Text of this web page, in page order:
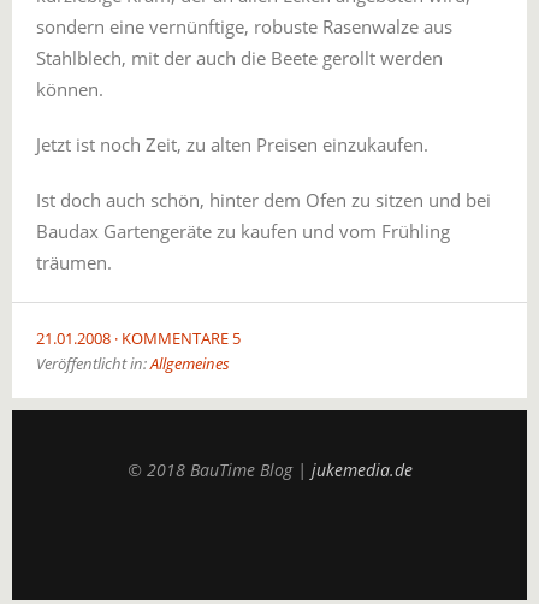
sondern eine vernünftige, robuste Rasenwalze aus
Stahlblech, mit der auch die Beete gerollt werden
können.
Jetzt ist noch Zeit, zu alten Preisen einzukaufen.
Ist doch auch schön, hinter dem Ofen zu sitzen und bei
Baudax Gartengeräte zu kaufen und vom Frühling
träumen.
21.01.2008 KOMMENTARE 5
Veröffentlicht in:Allgemeines
© 2018 BauTime Blog | jukemedia.de